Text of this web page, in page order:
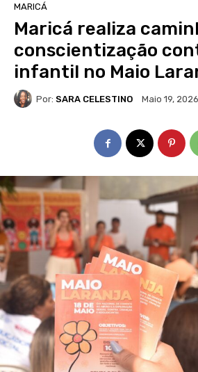
MARICÁ
Maricá realiza
conscientização
infantil no Maio
Por: SARA CELESTINO Maio 19, 2026